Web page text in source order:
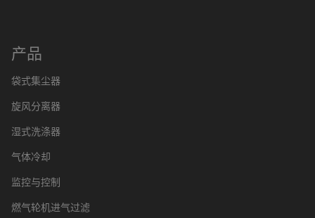
产品
袋式集尘器
旋风分离器
湿式洗涤器
气体冷却
监控与控制
燃气轮机进气过滤